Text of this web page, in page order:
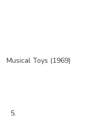
Musical Toys (1969)
5.